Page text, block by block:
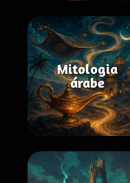
Mitologia
árabe